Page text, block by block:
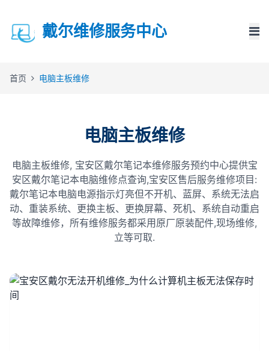
戴尔维修服务中心
首页 电脑主板维修
电脑主板维修
电脑主板维修, 宝安区戴尔笔记本维修服务预约中心提供宝
安区戴尔笔记本电脑维修点查询,宝安区售后服务维修项目:
戴尔笔记本电脑电源指示灯亮但不开机、蓝屏、系统无法启
动、重装系统、更换主板、更换屏幕、死机、系统自动重启
等故障维修，所有维修服务都采用原厂原装配件,现场维修,
立等可取.